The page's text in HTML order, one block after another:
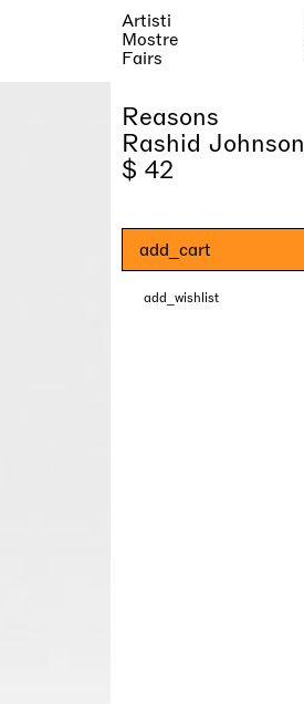
Artisti
Mostre
Fairs
Reasons
Rashid Johnson
$ 42
add_cart
add_wishlist